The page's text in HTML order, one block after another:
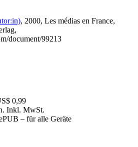
, 2000, Les médias en France,
document/99213
0,99
Inkl. MwSt.
– für alle Geräte